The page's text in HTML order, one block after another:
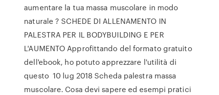
aumentare la tua massa muscolare in modo
naturale ? SCHEDE DI ALLENAMENTO IN
PALESTRA PER IL BODYBUILDING E PER
L'AUMENTO Approfittando del formato gratuito
dell'ebook, ho potuto apprezzare l'utilità di
questo 10 lug 2018 Scheda palestra massa
muscolare. Cosa devi sapere ed esempi pratici